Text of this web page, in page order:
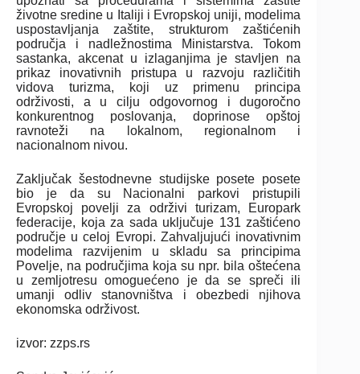
životne sredine u Italiji i Evropskoj uniji, modelima
uspostavljanja zaštite, strukturom zaštićenih
područja i nadležnostima Ministarstva. Tokom
sastanka, akcenat u izlaganjima je stavljen na
prikaz inovativnih pristupa u razvoju različitih
vidova turizma, koji uz primenu principa
održivosti, a u cilju odgovornog i dugoročno
konkurentnog poslovanja, doprinose opštoj
ravnoteži na lokalnom, regionalnom i
nacionalnom nivou.
Zaključak šestodnevne studijske posete posete
bio je da su Nacionalni parkovi pristupili
Evropskoj povelji za održivi turizam, Europark
federacije, koja za sada uključuje 131 zaštićeno
područje u celoj Evropi. Zahvaljujući inovativnim
modelima razvijenim u skladu sa principima
Povelje, na područjima koja su npr. bila oštećena
u zemljotresu omoguećeno je da se spreči ili
umanji odliv stanovništva i obezbedi njihova
ekonomska održivost.
izvor: zzps.rs